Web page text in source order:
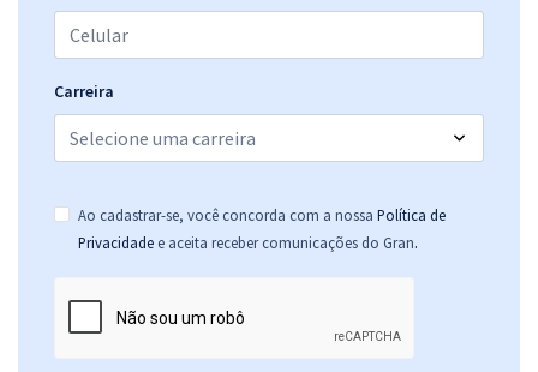
Carreira
Ao cadastrar-se, você concorda com a nossa Política de
Privacidade e aceita receber comunicações do Gran.